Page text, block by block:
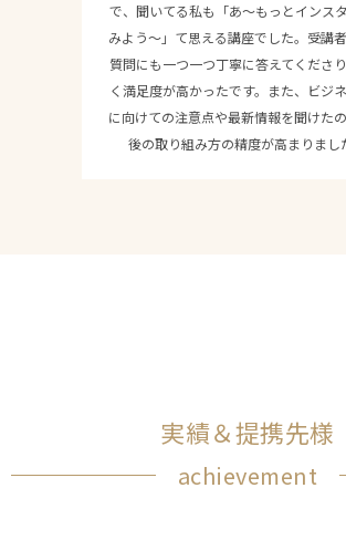
で、聞いてる私も「あ〜もっとインス
みよう〜」て思える講座でした。受講
質問にも一つ一つ丁寧に答えてくださ
く満足度が高かったです。また、ビジ
に向けての注意点や最新情報を聞けた
後の取り組み方の精度が高まりまし
実績＆提携先様
achievement